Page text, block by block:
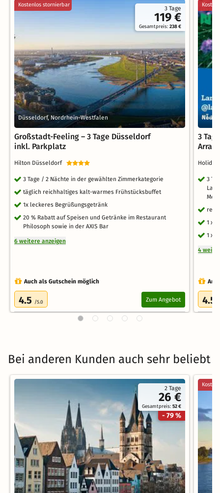
3 Tage
119 €
Gesamtpreis:238 €
Kostenlos stornierbar
Düsseldorf, Nordrhein-Westfalen
Großstadt-Feeling – 3 Tage Düsseldorf
inkl. Parkplatz
Hilton Düsseldorf
3 Tage / 2 Nächte in der gewählten Zimmerkategorie
täglich reichhaltiges kalt-warmes Frühstücksbuffet
1x leckeres Begrüßungsgetränk
20 % Rabatt auf Speisen und Getränke im Restaurant
Philosoph sowie in der AXIS Bar
6 weitere anzeigen
Auch als Gutschein möglich
4.5 /5.0 Zum Angebot
3
3
1 x
1 x
4
4.5
Bei anderen Kunden auch sehr beliebt
2 Tage
26 €
Gesamtpreis:52 €
- 79 %